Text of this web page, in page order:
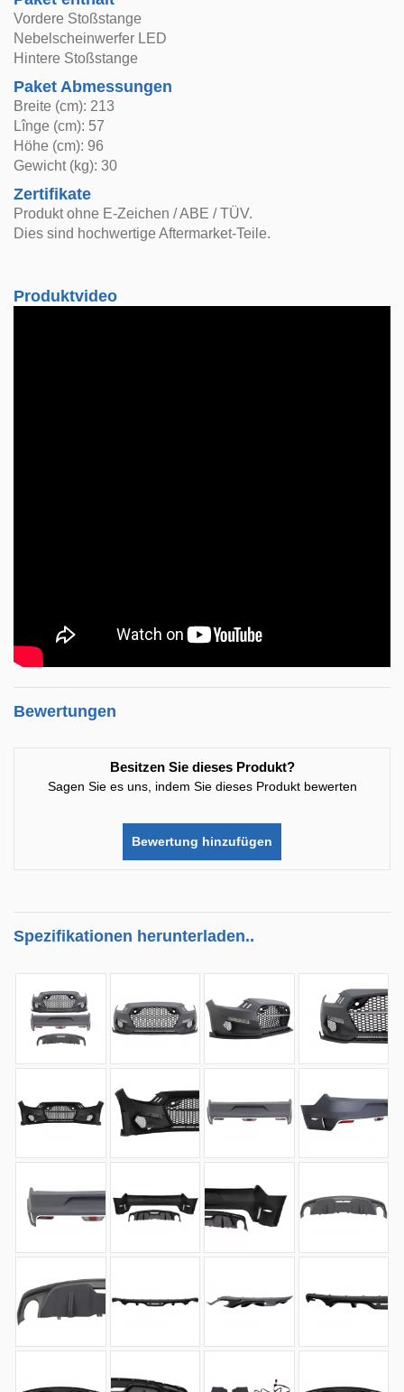
Vordere Stoßstange
Nebelscheinwerfer LED
Hintere Stoßstange
Paket Abmessungen
Breite (cm): 213
Lînge (cm): 57
Höhe (cm): 96
Gewicht (kg): 30
Zertifikate
Produkt ohne E-Zeichen / ABE / TÜV.
Dies sind hochwertige Aftermarket-Teile.
Produktvideo
Bewertungen
Besitzen Sie dieses Produkt?
Sagen Sie es uns, indem Sie dieses Produkt bewerten
Bewertung hinzufügen
Spezifikationen herunterladen..